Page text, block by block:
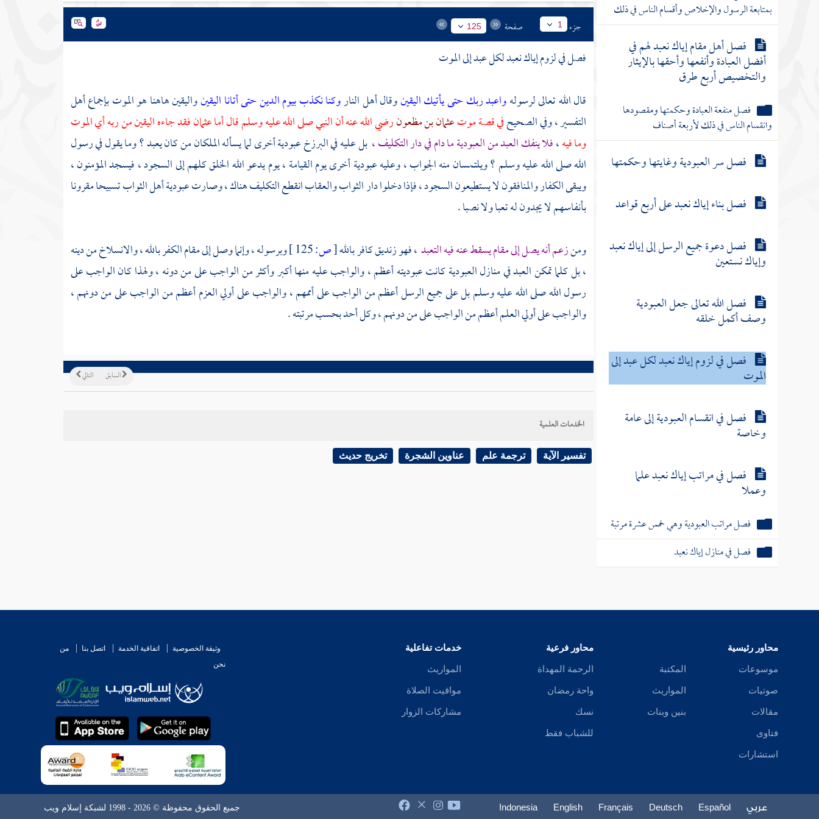
بمتابعة الرسول والإخلاص وأقسام الناس في ذلك
فصل أهل مقام إياك نعبد لهم في
أفضل العبادة وأنفعها وأحقها بالإيثار
والتخصيص أربع طرق
فصل منفعة العبادة وحكمتها ومقصودها
وانقسام الناس في ذلك لأربعة أصناف
فصل سر العبودية وغايتها وحكمتها
فصل بناء إياك نعبد على أربع قواعد
فصل دعوة جميع الرسل إلى إياك نعبد
وإياك نستعين
فصل الله تعالى جعل العبودية
وصف أكمل خلقه
فصل في لزوم إياك نعبد لكل عبد إلى
الموت
فصل في انقسام العبودية إلى عامة
وخاصة
فصل في مراتب إياك نعبد علما
وعملا
فصل مراتب العبودية وهي خمس عشرة مرتبة
فصل في منازل إياك نعبد
جزء 1 صفحة 125
فصل في لزوم إياك نعبد لكل عبد إلى الموت
قال الله تعالى لرسولهواعبد ربك حتى يأتيك اليقينوقال أهل الناروكنا نكذب بيوم الدين حتى أتانا اليقينواليقين هاهنا هو الموت بإجماع أهل
التفسير ، وفي الصحيحفي قصة موتعثمان بن مظعونرضي الله عنه أن النبي صلى الله عليه وسلم قال أماعثمانفقد جاءه اليقين من ربه أي الموت
وما فيه،فلا ينفك العبد من العبودية ما دام في دار التكليف ، بل عليه في البرزخ عبودية أخرى لما يسأله الملكان من كان يعبد ؟ وما يقول في رسول
الله صلى الله عليه وسلم ؟ ويلتمسان منه الجواب ، وعليه عبودية أخرى يوم القيامة ، يوم يدعو الله الخلق كلهم إلى السجود ، فيسجد المؤمنون ،
ويبقى الكفار والمنافقون لا يستطيعون السجود ، فإذا دخلوا دار الثواب والعقاب انقطع التكليف هناك ، وصارت عبودية أهل الثواب تسبيحا مقرونا
بأنفاسهم لا يجدون له تعبا ولا نصبا .
ومنزعم أنه يصل إلى مقام يسقط عنه فيه التعبد، فهو زنديق كافر بالله[ص:
وبرسوله ، وإنما وصل إلى مقام الكفر بالله ، والانسلاخ من دينه
، بل كلما تمكن العبد في منازل العبودية كانت عبوديته أعظم ، والواجب عليه منها أكبر وأكثر من الواجب على من دونه ، ولهذا كان الواجب على
رسول الله صلى الله عليه وسلم بل على جميع الرسل أعظم من الواجب على أممهم ، والواجب على أولي العزم أعظم من الواجب على من دونهم ،
والواجب على أولي العلم أعظم من الواجب على من دونهم ، وكل أحد بحسب مرتبته .
التالي السابق
الخدمات العلمية
تفسير الآية ترجمة علم عناوين الشجرة تخريج حديث
محاور رئيسية
موسوعات
صوتيات
مقالات
فتاوى
استشارات
المكتبة
المواريث
بنين وبنات
محاور فرعية
الرحمة المهداة
واحة رمضان
نسك
للشباب فقط
خدمات تفاعلية
المواريث
مواقيت الصلاة
مشاركات الزوار
وثيقة الخصوصية اتفاقية الخدمة اتصل بنا
من
نحن
عربي Español
Deutsch
Français
English
Indonesia جميع الحقوق محفوظة © 2026 - 1998 لشبكة إسلام ويب